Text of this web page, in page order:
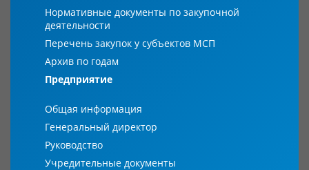
Нормативные документы по закупочной
деятельности
Перечень закупок у субъектов МСП
Архив по годам
Предприятие
Общая информация
Генеральный директор
Руководство
Учредительные документы